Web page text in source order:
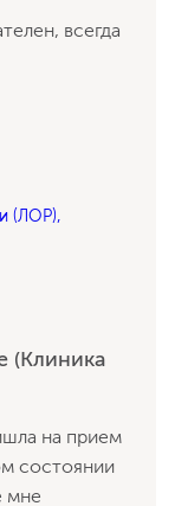
всегда
(ЛОР),
(Клиника
на прием
состоянии
мне